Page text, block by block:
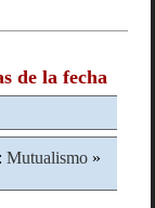
de la fecha
: Mutualismo »